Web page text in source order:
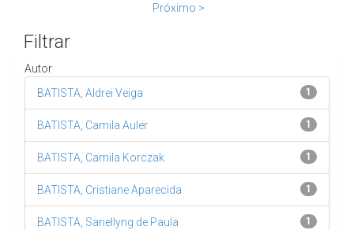
Próximo >
Filtrar
Autor
1
BATISTA, Aldrei Veiga
1
BATISTA, Camila Auler
1
BATISTA, Camila Korczak
1
BATISTA, Cristiane Aparecida
1
BATISTA, Sariellyng de Paula